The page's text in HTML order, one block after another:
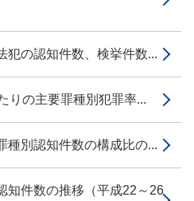
の認知件数、検挙件数...
りの主要罪種別犯罪率...
別認知件数の構成比の...
件数の推移（平成22～26